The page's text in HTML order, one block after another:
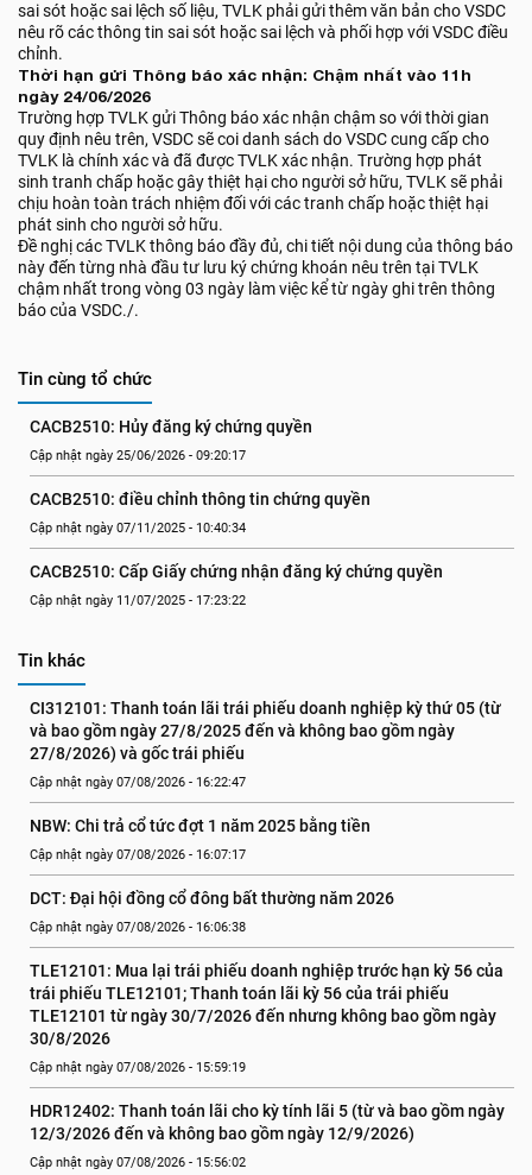
sai sót hoặc sai lệch số liệu, TVLK phải gửi thêm văn bản cho VSDC
nêu rõ các thông tin sai sót hoặc sai lệch và phối hợp với VSDC điều
chỉnh.
Thời hạn gửi Thông báo xác nhận: Chậm nhất vào 11h
ngày 24/06/2026
Trường hợp TVLK gửi Thông báo xác nhận chậm so với thời gian
quy định nêu trên, VSDC sẽ coi danh sách do VSDC cung cấp cho
TVLK là chính xác và đã được TVLK xác nhận. Trường hợp phát
sinh tranh chấp hoặc gây thiệt hại cho người sở hữu, TVLK sẽ phải
chịu hoàn toàn trách nhiệm đối với các tranh chấp hoặc thiệt hại
phát sinh cho người sở hữu.
Đề nghị các TVLK thông báo đầy đủ, chi tiết nội dung của thông báo
này đến từng nhà đầu tư lưu ký chứng khoán nêu trên tại TVLK
chậm nhất trong vòng 03 ngày làm việc kể từ ngày ghi trên thông
báo của VSDC./.
Tin cùng tổ chức
CACB2510: Hủy đăng ký chứng quyền
Cập nhật ngày 25/06/2026 - 09:20:17
CACB2510: điều chỉnh thông tin chứng quyền
Cập nhật ngày 07/11/2025 - 10:40:34
CACB2510: Cấp Giấy chứng nhận đăng ký chứng quyền
Cập nhật ngày 11/07/2025 - 17:23:22
Tin khác
CI312101: Thanh toán lãi trái phiếu doanh nghiệp kỳ thứ 05 (từ
và bao gồm ngày 27/8/2025 đến và không bao gồm ngày
27/8/2026) và gốc trái phiếu
Cập nhật ngày 07/08/2026 - 16:22:47
NBW: Chi trả cổ tức đợt 1 năm 2025 bằng tiền
Cập nhật ngày 07/08/2026 - 16:07:17
DCT: Đại hội đồng cổ đông bất thường năm 2026
Cập nhật ngày 07/08/2026 - 16:06:38
TLE12101: Mua lại trái phiếu doanh nghiệp trước hạn kỳ 56 của
trái phiếu TLE12101; Thanh toán lãi kỳ 56 của trái phiếu
TLE12101 từ ngày 30/7/2026 đến nhưng không bao gồm ngày
30/8/2026
Cập nhật ngày 07/08/2026 - 15:59:19
HDR12402: Thanh toán lãi cho kỳ tính lãi 5 (từ và bao gồm ngày
12/3/2026 đến và không bao gồm ngày 12/9/2026)
Cập nhật ngày 07/08/2026 - 15:56:02